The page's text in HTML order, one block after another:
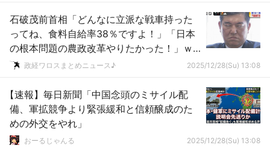
石破茂前首相「どんなに立派な戦車持った
ってね、食料自給率38％ですよ！」「日本
の根本問題の農政改革やりたかった！」ｗ
ｗｗｗｗｗｗｗｗｗｗｗｗｗｗｗｗ
政経ワロスまとめニュース♪ 2025/12/28(Su) 13:08
【速報】毎日新聞「中国念頭のミサイル配
備、軍拡競争より緊張緩和と信頼醸成のた
めの外交をやれ」
おーるじゃんる 2025/12/28(Su) 13:08